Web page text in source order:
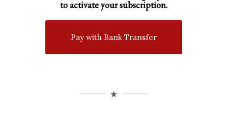
to activate your subscription.
Pay with Bank Transfer